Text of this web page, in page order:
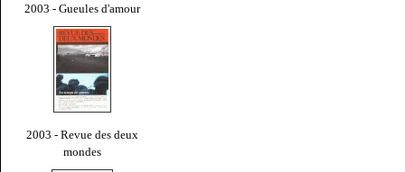
2003 - Gueules d'amour
2003 - Revue des deux
mondes